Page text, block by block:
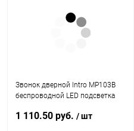
Звонок дверной Intro MP103B
беспроводной LED подсветка
1 110.50 руб. / шт